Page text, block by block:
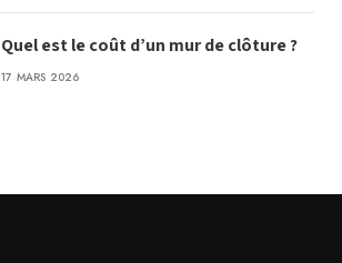
Quel est le coût d’un mur de clôture ?
17 MARS 2026